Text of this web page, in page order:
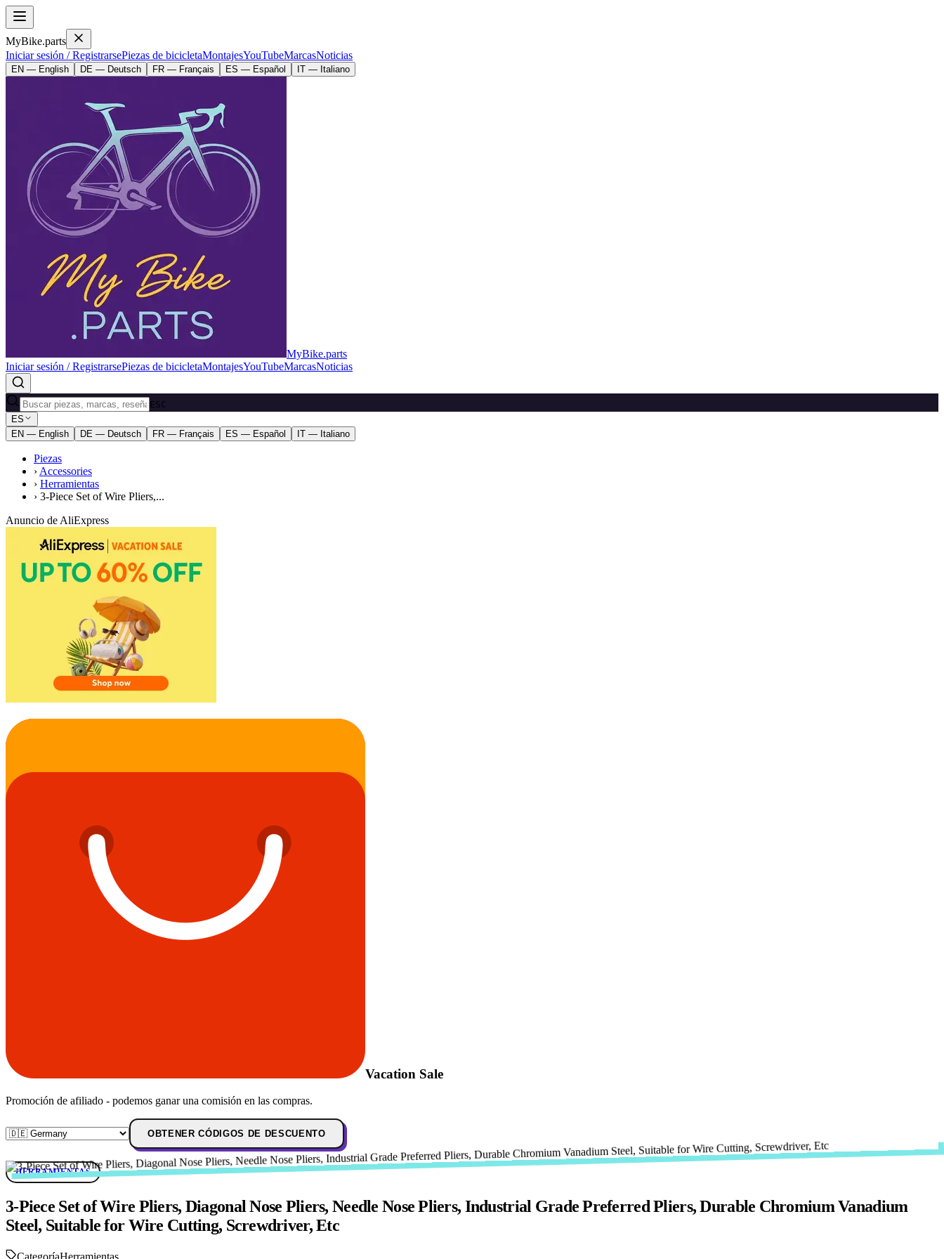
MyBike.parts
Iniciar sesión / RegistrarsePiezas de bicicletaMontajesYouTubeMarcasNoticias
EN — English DE — Deutsch FR — Français ES — Español IT — Italiano
MyBike.parts
Iniciar sesión / RegistrarsePiezas de bicicletaMontajesYouTubeMarcasNoticias
ESC
ES
EN — English
DE — Deutsch FR — Français ES — Español IT — Italiano
Piezas
› Accessories
› Herramientas
› 3-Piece Set of Wire Pliers,...
Anuncio de AliExpress
Vacation Sale
Promoción de afiliado - podemos ganar una comisión en las compras.
OBTENER CÓDIGOS DE DESCUENTO
HERRAMIENTAS
3-Piece Set of Wire Pliers, Diagonal Nose Pliers, Needle Nose Pliers, Industrial Grade Preferred Pliers, Durable Chromium Vanadium
Steel, Suitable for Wire Cutting, Screwdriver, Etc